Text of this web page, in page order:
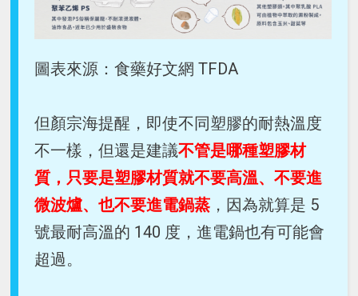
圖表來源：食藥好文網 TFDA
但顏宗海提醒，即使不同塑膠的耐熱溫度
不一樣，但還是建議不管是哪種塑膠材
質，只要是塑膠材質就不要高溫、不要進
微波爐、也不要進電鍋蒸 ，因為就算是 5
號最耐高溫的 140 度，進電鍋也有可能會
超過。